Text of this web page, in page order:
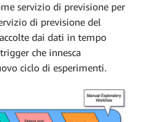
servizio di previsione per
di previsione del
dai dati in tempo
che innesca
ciclo di esperimenti.